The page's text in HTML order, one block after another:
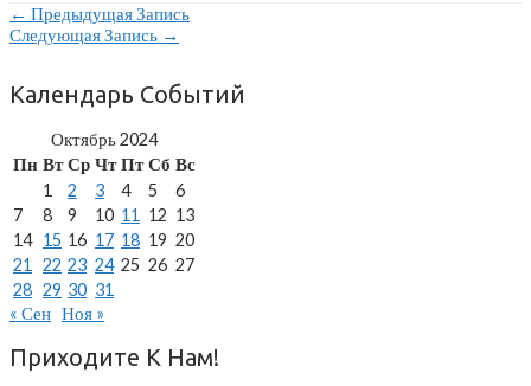
Навигация
По
Записям
← Предыдущая Запись
Следующая Запись →
Календарь Событий
Октябрь 2024
Пн Вт Ср Чт Пт Сб Вс
1
2 3 4 5
6
7
8 9 10 11 12 13
14 15 16 17 18 19 20
21
22 23 24 25 26 27
28 29 30 31
« Сен Ноя »
Приходите К Нам!